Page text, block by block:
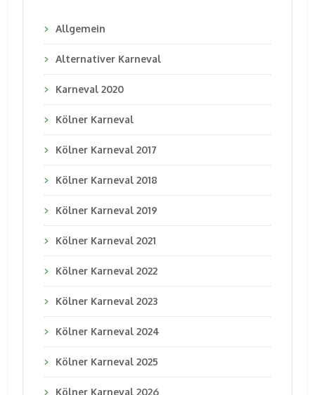
Allgemein
Alternativer Karneval
Karneval 2020
Kölner Karneval
Kölner Karneval 2017
Kölner Karneval 2018
Kölner Karneval 2019
Kölner Karneval 2021
Kölner Karneval 2022
Kölner Karneval 2023
Kölner Karneval 2024
Kölner Karneval 2025
Kölner Karneval 2026